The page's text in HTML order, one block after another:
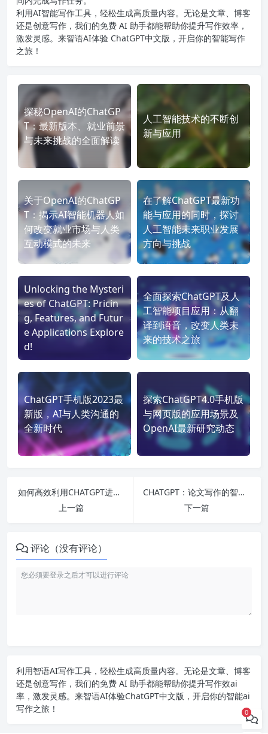
利用AI智能写作工具，轻松生成高质量内容。无论是文章、博客
还是创意写作，我们的免费 AI 助手都能帮助你提升写作效率，
激发灵感。来智语AI体验 ChatGPT中文版 ，开启你的智能写作
之旅！
探秘OpenAI的ChatGP
T：最新版本、就业前景
与未来挑战的全面解读
人工智能技术的不断创
新与应用
关于OpenAI的ChatGP
T：揭示AI智能机器人如
何改变就业市场与人类
互动模式的未来
在了解ChatGPT最新功
能与应用的同时，探讨
人工智能未来职业发展
方向与挑战
Unlocking the Mysteri
es of ChatGPT: Pricin
g, Features, and Futur
e Applications Explore
d!
全面探索ChatGPT及人
工智能项目应用：从翻
译到语音，改变人类未
来的技术之旅
ChatGPT手机版2023最
新版，AI与人类沟通的
全新时代
探索ChatGPT4.0手机版
与网页版的应用场景及
OpenAI最新研究动态
如何高效利用CHATGPT进行问答交流？
上一篇
CHATGPT：论文写作的智能助手
下一篇
评论（没有评论）
利用智语AI写作工具，轻松生成高质量内容。无论是文章、博客
还是创意写作，我们的免费 AI 助手都能帮助你提升写作效ai
率，激发灵感。来智语AI体验ChatGPT中文版 ，开启你的智能ai
写作之旅！
0